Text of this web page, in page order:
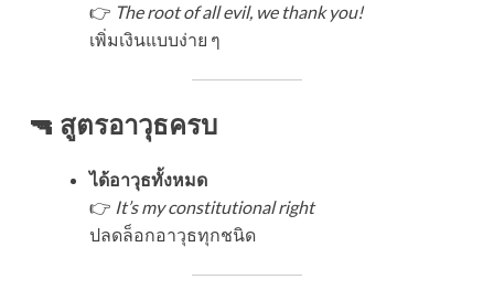
👉 The root of all evil, we thank you!
เพิ่มเงินแบบง่าย ๆ
🔫 สูตรอาวุธครบ
ได้อาวุธทั้งหมด
👉 It’s my constitutional right
ปลดล็อกอาวุธทุกชนิด